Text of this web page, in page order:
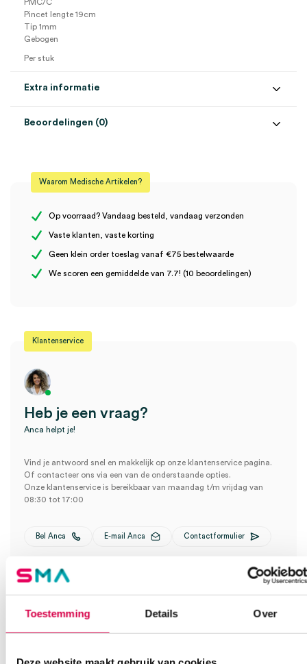
Toestemming Details Over
PMC/C
Pincet lengte 19cm
Tip 1mm
Gebogen
Per stuk
Extra informatie
Uitvoering gebogen
Beoordelingen (0)
Er zijn nog geen beoordelingen.
gebogen (1)” te beoordelen
Waarom Medische Artikelen?
Op voorraad? Vandaag besteld, vandaag verzonden
Vaste klanten, vaste korting
Geen klein order toeslag vanaf €75 bestelwaarde
We scoren een gemiddelde van 7.7! (10 beoordelingen)
Klantenservice
Heb je een vraag?
Anca helpt je!
Vind je antwoord snel en makkelijk op onze klantenservice pagina.
Of contacteer ons via een van de onderstaande opties.
Onze klantenservice is bereikbaar van maandag t/m vrijdag van
08:30 tot 17:00
Bel Anca E-mail Anca Contactformulier